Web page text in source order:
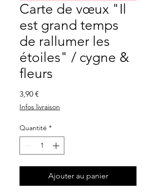
Carte de vœux "Il
est grand temps
de rallumer les
étoiles" / cygne &
fleurs
3,90 €
Infos livraison
Quantité *
Ajouter au panier